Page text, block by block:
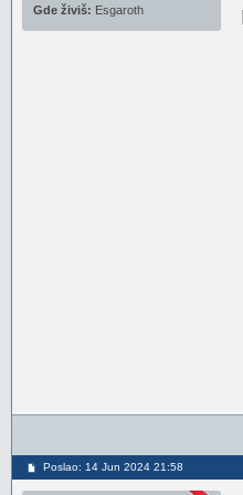
Gde živiš: Esgaroth
Poslao: 14 Jun 2024 21:58